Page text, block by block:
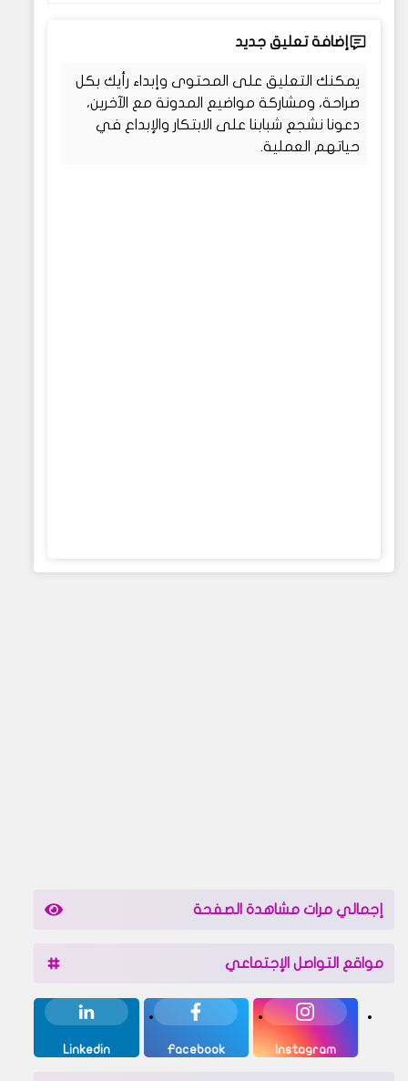
إضافة تعليق جديد
يمكنك التعليق على المحتوى وإبداء رأيك بكل
صراحة، ومشاركة مواضيع المدونة مع الآخرين،
دعونا نشجع شبابنا على الابتكار والإبداع في
حياتهم العملية.
إجمالي مرات مشاهدة الصفحة
مواقع التواصل الإجتماعي
Instagram
Facebook
Linkedin